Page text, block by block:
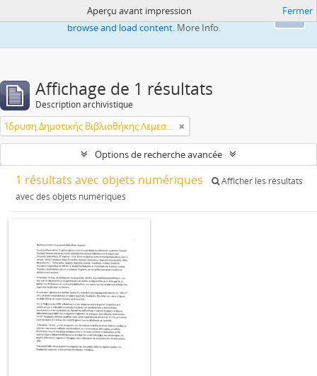
Ok
This website uses cookies to enhance your ability to
browse and load content. More Info.
Aperçu avant impression Fermer
Affichage de 1 résultats
Description archivistique
Ίδρυση Δημοτικής Βιβλιοθήκης Λεμεσού
Options de recherche avancée
1 résultats avec objets numériques
Afficher les résultats
avec des objets numériques